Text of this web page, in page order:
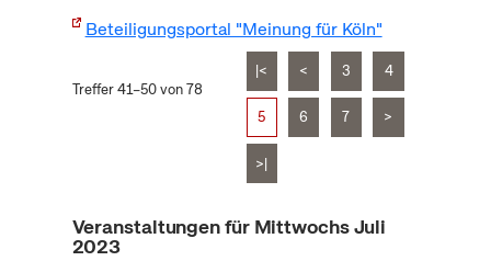
Beteiligungsportal "Meinung für Köln"
Treffer 41–50 von 78
|< < 3 4
5 6 7 >
>|
Veranstaltungen für Mittwochs Juli
2023